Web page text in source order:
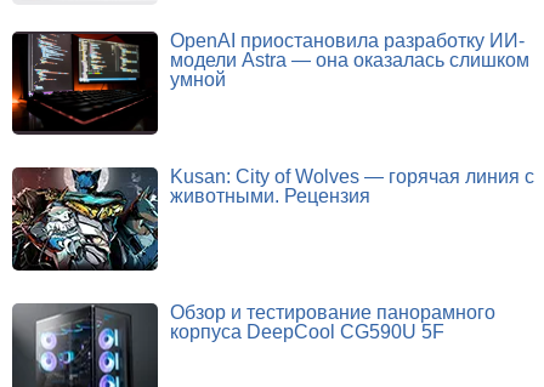
OpenAI приостановила разработку ИИ-
модели Astra — она оказалась слишком
умной
Kusan: City of Wolves — горячая линия с
животными. Рецензия
Обзор и тестирование панорамного
корпуса DeepCool CG590U 5F